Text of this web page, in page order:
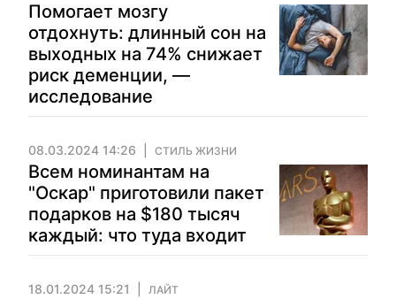
Помогает мозгу
отдохнуть: длинный сон на
выходных на 74% снижает
риск деменции, —
исследование
08.03.2024 14:26 СТИЛЬ ЖИЗНИ
Всем номинантам на
"Оскар" приготовили пакет
подарков на $180 тысяч
каждый: что туда входит
18.01.2024 15:21 ЛАЙТ